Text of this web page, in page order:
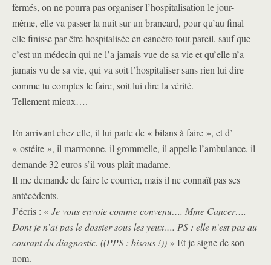
fermés, on ne pourra pas organiser l’hospitalisation le jour-
même, elle va passer la nuit sur un brancard, pour qu’au final
elle finisse par être hospitalisée en cancéro tout pareil, sauf que
c’est un médecin qui ne l’a jamais vue de sa vie et qu’elle n’a
jamais vu de sa vie, qui va soit l’hospitaliser sans rien lui dire
comme tu comptes le faire, soit lui dire la vérité.
Tellement mieux….
En arrivant chez elle, il lui parle de « bilans à faire », et d’
« ostéite », il marmonne, il grommelle, il appelle l’ambulance, il
demande 32 euros s’il vous plaît madame.
Il me demande de faire le courrier, mais il ne connaît pas ses
antécédents.
J’écris : « Je vous envoie comme convenu…. Mme Cancer….
Dont je n’ai pas le dossier sous les yeux…. PS : elle n’est pas au
courant du diagnostic. ((PPS : bisous !)) » Et je signe de son
nom.